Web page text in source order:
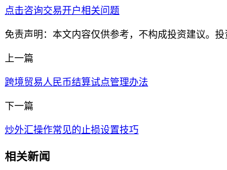
点击咨询交易开户相关问题
免责声明：本文内容仅供参考，不构成投资建议。投
上一篇
跨境贸易人民币结算试点管理办法
下一篇
炒外汇操作常见的止损设置技巧
相关新闻